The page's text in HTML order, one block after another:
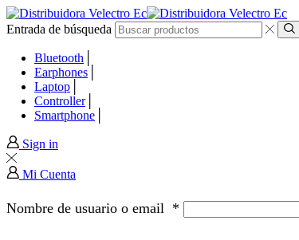
Entrada de búsqueda
Bluetooth
Earphones
Laptop
Controller
Smartphone
Sign in
Mi Cuenta
Nombre de usuario o email *